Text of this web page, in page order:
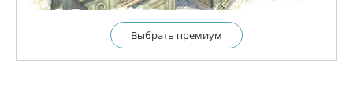
Выбрать премиум